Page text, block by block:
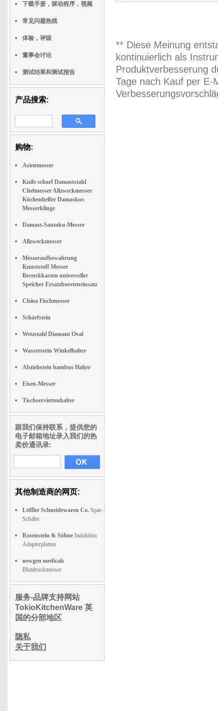
下载手册，驱动程序，视频
常见问题热线
体验，评级
董事会讨论
测试结果和测试报告
产品搜索:
购物:
Asienmesser
Knife scharf Damaststahl
Chefmesser Allzweckmesser
Küchenhelfer Damaskus
Messerklinge
Damast-Santoku-Messer
Allzweckmesser
Messeraufbewahrung
Kunststoff Messer
Besteckkasten universeller
Speicher Ersatzborsteneinsatz
China Fischmesser
Schärfstein
Wetzstahl Diamant Oval
Wasserstein Winkelhalter
Abziehstein bambus Halter
Eisen-Messer
Tischserviettenhalter
跟我们保持联系，提供您的
电子邮箱地址录入我们的热
卖价通讯录:
其他制造商的网页:
Löffler Schneidewaren Co. Spar-
Schäler
Rosenstein & Söhne Induktion
Adapterplatten
newgen medicals
Blutdruckmesser
服务-品牌支持网站
TokioKitchenWare 英
国的分部地区
隐私
关于我们
** Diese Meinung
kontinuierlich als
Produktverbesserung
Tage nach Kauf per E-